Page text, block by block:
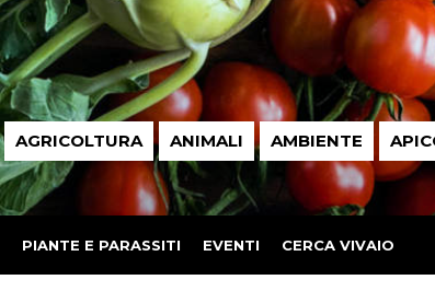
AGRICOLTURA ANIMALI AMBIENTE
PIANTE E PARASSITI EVENTI CERCA VIVAIO